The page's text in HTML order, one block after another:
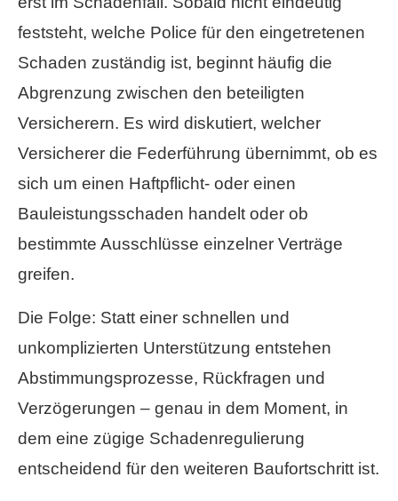
feststeht, welche Police für den eingetretenen
Schaden zuständig ist, beginnt häufig die
Abgrenzung zwischen den beteiligten
Versicherern. Es wird diskutiert, welcher
Versicherer die Federführung übernimmt, ob es
sich um einen Haft­pflicht- oder einen
Bauleistungsschaden handelt oder ob
bestimmte Ausschlüsse einzelner Verträge
greifen.
Die Folge: Statt einer schnellen und
unkomplizierten Unterstützung entstehen
Abstimmungsprozesse, Rückfragen und
Verzögerungen – genau in dem Moment, in
dem eine zügige Schadenregulierung
entscheidend für den weiteren Baufortschritt ist.